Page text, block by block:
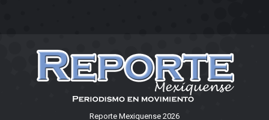
Reporte Mexiquense 2026